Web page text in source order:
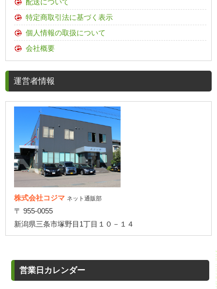
特定商取引法に基づく表示
個人情報の取扱について
会社概要
運営者情報
株式会社コジマ ネット通販部
〒 955-0055
新潟県三条市塚野目1丁目１０－１４
営業日カレンダー